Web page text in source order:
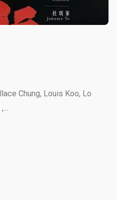
Chung, Louis Koo, Lo